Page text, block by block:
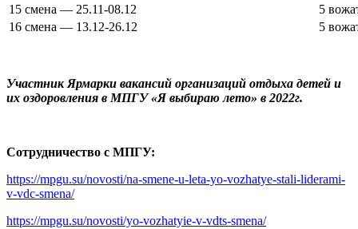
15 смена — 25.11-08.12
5
16 смена — 13.12-26.12
5
Участник Ярмарки вакансий организаций отдыха детей и
их оздоровления в МПГУ «Я выбираю лето» в 2022г.
Сотрудничество с МПГУ:
https://mpgu.su/novosti/na-smene-u-leta-yo-vozhatye-stali-liderami-
v-vdc-smena/
https://mpgu.su/novosti/yo-vozhatyie-v-vdts-smena/